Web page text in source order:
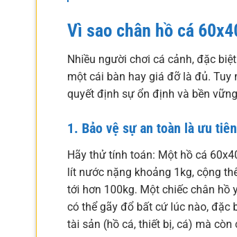
Vì sao chân hồ cá
Nhiều người chơi cá cảnh, đặc
một cái bàn hay giá đỡ là đủ. Tuy
quyết định sự ổn định và bền
1. Bảo vệ sự an toàn là ưu
Hãy thử tính toán: Một hồ cá
lít nước nặng khoảng 1kg, cộng
tới hơn 100kg. Một chiếc chân hồ
có thể gãy đổ bất cứ lúc nào, đặc
tài sản (hồ cá, thiết bị, cá) mà